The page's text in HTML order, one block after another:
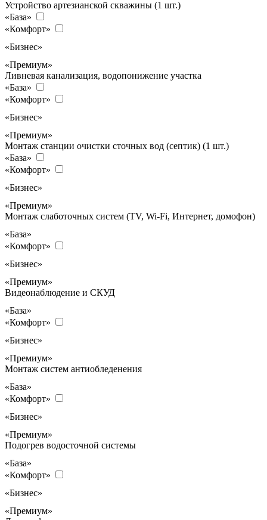
Устройство артезианской скважины (1 шт.)
«База»
«Комфорт»
«Бизнес»
«Премиум»
Ливневая канализация, водопонижение участка
«База»
«Комфорт»
«Бизнес»
«Премиум»
Монтаж станции очистки сточных вод (септик) (1 шт.)
«База»
«Комфорт»
«Бизнес»
«Премиум»
Монтаж слаботочных систем (TV, Wi-Fi, Интернет, домофон)
«База»
«Комфорт»
«Бизнес»
«Премиум»
Видеонаблюдение и СКУД
«База»
«Комфорт»
«Бизнес»
«Премиум»
Монтаж систем антиобледенения
«База»
«Комфорт»
«Бизнес»
«Премиум»
Подогрев водосточной системы
«База»
«Комфорт»
«Бизнес»
«Премиум»